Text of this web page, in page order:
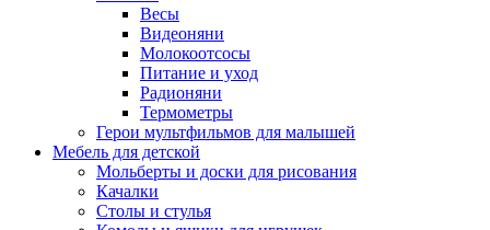
Весы
Видеоняни
Молокоотсосы
Питание и уход
Радионяни
Термометры
Герои мультфильмов для малышей
Мебель для детской
Мольберты и доски для рисования
Качалки
Столы и стулья